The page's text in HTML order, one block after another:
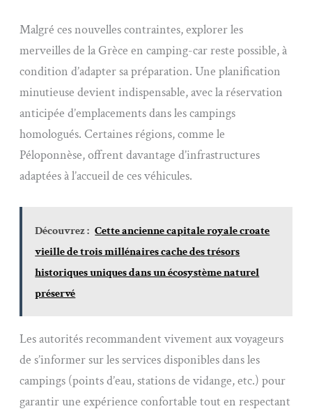
Malgré ces nouvelles contraintes, explorer les
merveilles de la Grèce en camping-car reste possible, à
condition d’adapter sa préparation. Une planification
minutieuse devient indispensable, avec la réservation
anticipée d’emplacements dans les campings
homologués. Certaines régions, comme le
Péloponnèse, offrent davantage d’infrastructures
adaptées à l’accueil de ces véhicules.
Découvrez : Cette ancienne capitale royale croate
vieille de trois millénaires cache des trésors
historiques uniques dans un écosystème naturel
préservé
Les autorités recommandent vivement aux voyageurs
de s’informer sur les services disponibles dans les
campings (points d’eau, stations de vidange, etc.) pour
garantir une expérience confortable tout en respectant